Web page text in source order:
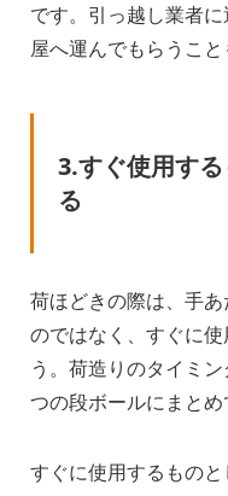
です。引っ越し業者
屋へ運んでもらうこと
3.すぐ使用す
る
荷ほどきの際は、手
のではなく、すぐに
う。荷造りのタイミ
つの段ボールにまとめ
すぐに使用するもの